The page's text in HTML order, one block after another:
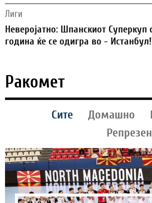
Лиги
Неверојатно: Шпанскиот Суперкуп
година ќе се одигра во -
Ракомет
Сите Домашно